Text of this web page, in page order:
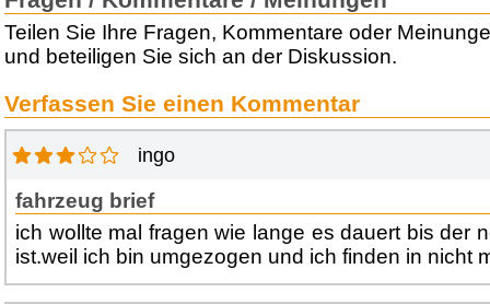
Teilen Sie Ihre Fragen, Kommentare oder
und beteiligen Sie sich an der Diskussion.
Verfassen Sie einen Kommentar
ingo
fahrzeug brief
ich wollte mal fragen wie lange es dauert bis der
ist.weil ich bin umgezogen und ich finden in nicht